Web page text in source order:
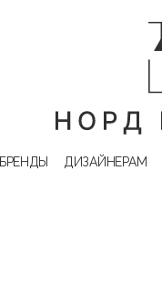
БРЕНДЫ ДИЗАЙНЕРАМ